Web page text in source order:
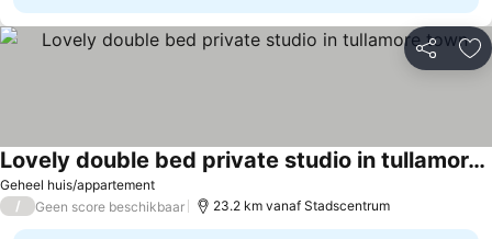
Delen
Geheel huis/appartement
Lovely double bed private studio in tullamore town
Prijzen bekijken
/ Geen score beschikbaar 23.2 km vanaf Stadscentrum